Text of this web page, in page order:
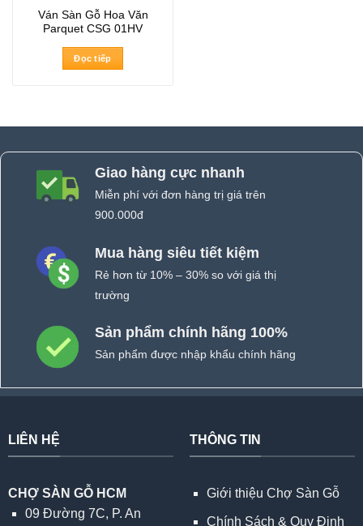
Ván Sàn Gỗ Hoa Văn
Parquet CSG 01HV
Đọc tiếp
Giao hàng cực nhanh
Miễn phí với đơn hàng trị giá trên
900.000đ
Mua hàng siêu tiết kiệm
Rẻ hơn từ 10% – 30% so với giá thị
trường
Sản phẩm chính hãng 100%
Sản phẩm được nhập khẩu chính hãng
LIÊN HỆ
CHỢ SÀN GỖ HCM
09 Đường 7C, P. An
THÔNG TIN
Giới thiệu Chợ Sàn Gỗ
Chính Sách & Quy Định